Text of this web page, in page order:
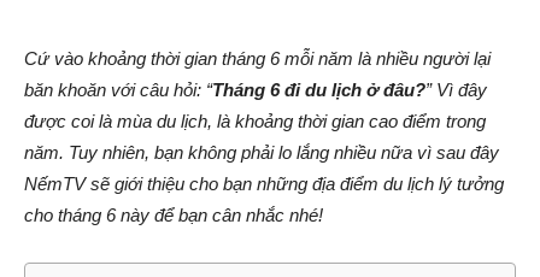
Cứ vào khoảng thời gian tháng 6 mỗi năm là nhiều người lại
băn khoăn với câu hỏi: “Tháng 6 đi du lịch ở đâu?” Vì đây
được coi là mùa du lịch, là khoảng thời gian cao điểm trong
năm. Tuy nhiên, bạn không phải lo lắng nhiều nữa vì sau đây
NếmTV sẽ giới thiệu cho bạn những địa điểm du lịch lý tưởng
cho tháng 6 này để bạn cân nhắc nhé!